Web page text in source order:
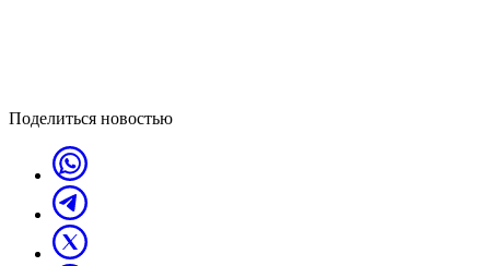
Поделиться новостью